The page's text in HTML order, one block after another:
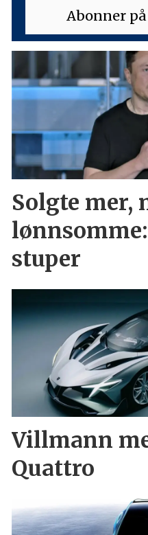
Solgte mer,
stuper
Villmann
Quattro